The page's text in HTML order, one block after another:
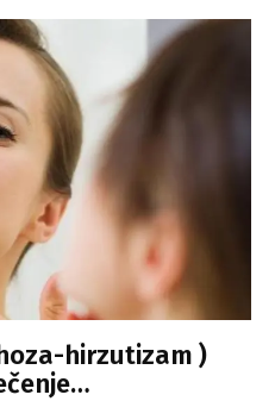
hirzutizam )